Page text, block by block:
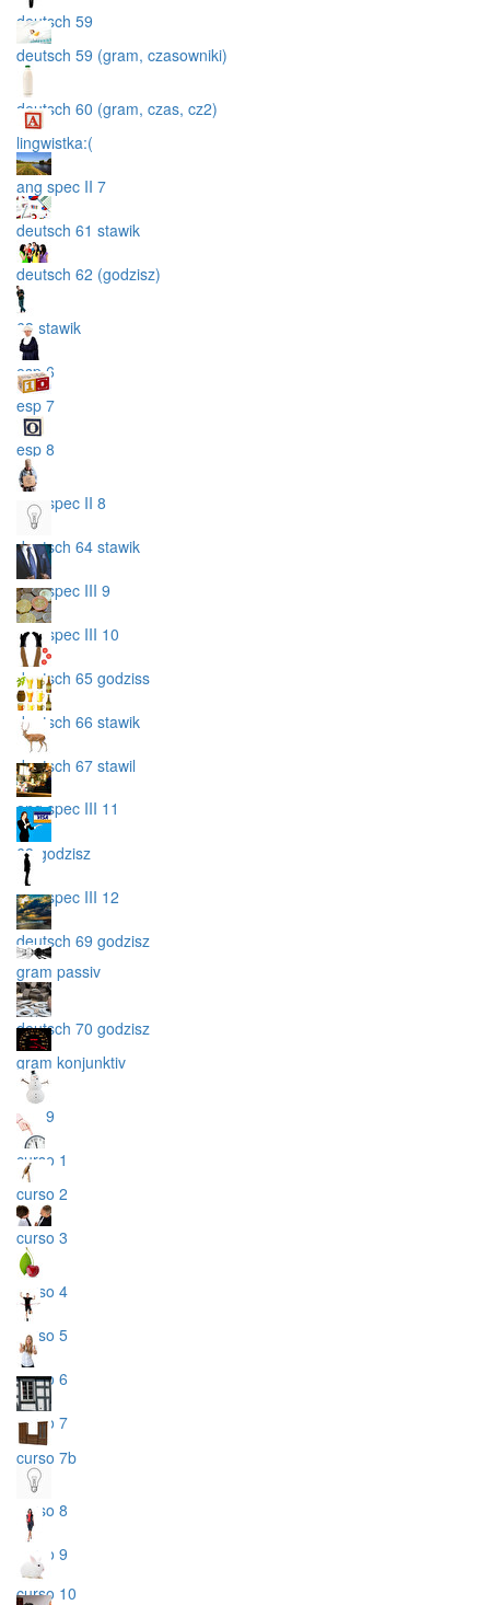
deutsch 59
deutsch 59 (gram, czasowniki)
deutsch 60 (gram, czas, cz2)
lingwistka:(
ang spec II 7
deutsch 61 stawik
deutsch 62 (godzisz)
63 stawik
esp 6
esp 7
esp 8
ang spec II 8
deutsch 64 stawik
ang spec III 9
ang spec III 10
deutsch 65 godziss
deutsch 66 stawik
deutsch 67 stawil
ang spec III 11
68 godzisz
ang spec III 12
deutsch 69 godzisz
gram passiv
deutsch 70 godzisz
gram konjunktiv
esp 9
curso 1
curso 2
curso 3
curso 4
curso 5
curso 6
curso 7
curso 7b
curso 8
curso 9
curso 10